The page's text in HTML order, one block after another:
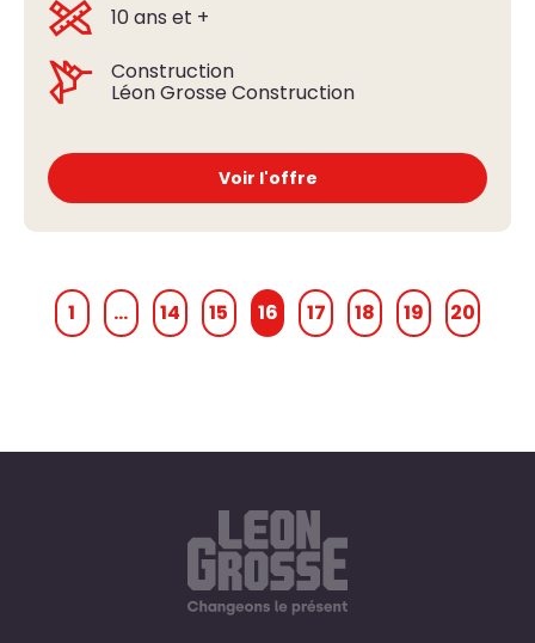
10 ans et +
Construction
Léon Grosse Construction
Voir l'offre
1 … 14 15 16 17 18 19 20